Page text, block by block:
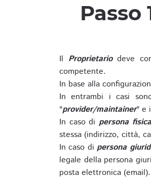
Passo
Il Proprietariodeve
competente.
In base alla
In entrambi i casi
"provider/maintainer" e
In caso dipersona fisica
stessa (indirizzo, città,
In caso dipersona
legale della persona
posta elettronica (email).